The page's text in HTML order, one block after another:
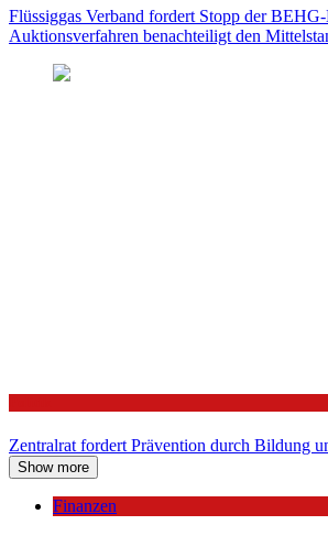
Flüssiggas Verband fordert Stopp der
Auktionsverfahren benachteiligt den
Zentralrat fordert Prävention durch Bildung
Show more
Finanzen